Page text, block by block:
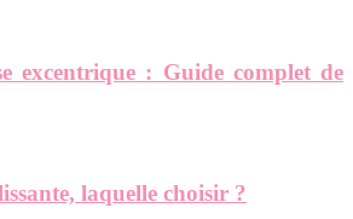
excentrique : Guide complet de
laquelle choisir ?